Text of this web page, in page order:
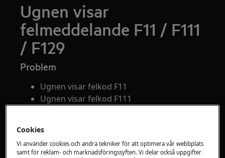
Ugnen visar
felmeddelande F11 / F111
/ F129
Problem
Ugnen visar felkod F11
Ugnen visar felkod F111
Gäller
Cookies
Vi använder cookies och andra tekniker för att optimera vår webbplats
samt för reklam- och marknadsföringssyften. Vi delar också uppgifter